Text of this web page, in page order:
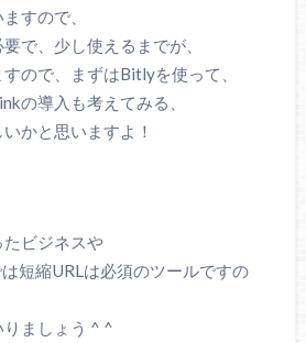
すので、
で、少し使えるまでが、
ので、まずはBitlyを使って、
の導入も考えてみる、
かと思いますよ！
ビジネスや
短縮URLは必須のツールですの
ましょう ^ ^